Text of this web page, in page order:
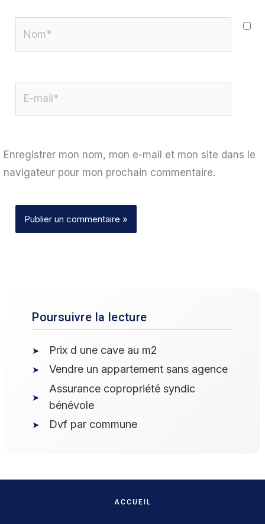
Enregistrer mon nom, mon e-mail et mon site dans le
navigateur pour mon prochain commentaire.
Poursuivre la lecture
Prix d une cave au m2
Vendre un appartement sans agence
Assurance copropriété syndic
bénévole
Dvf par commune
ACCUEIL